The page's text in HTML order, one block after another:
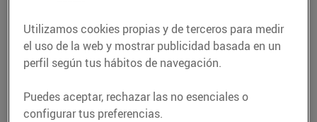
Utilizamos cookies propias y de terceros para medir
el uso de la web y mostrar publicidad basada en un
perfil según tus hábitos de navegación.
Puedes aceptar, rechazar las no esenciales o
configurar tus preferencias.